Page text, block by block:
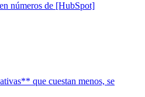
números de [HubSpot]
que cuestan menos, se